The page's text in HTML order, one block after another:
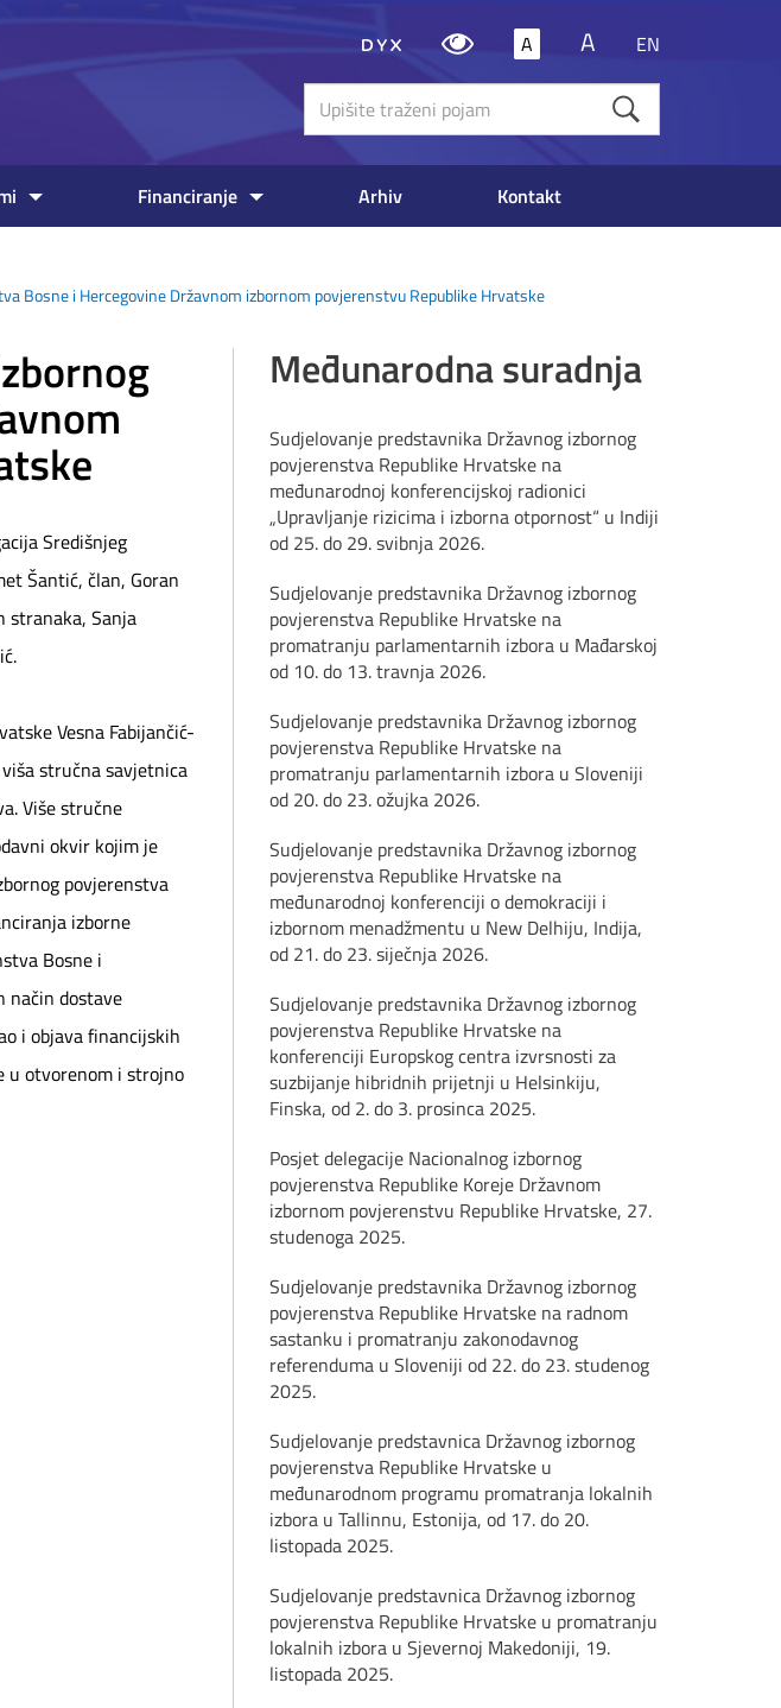
A A
EN
Upišite
traženi
Financiranje Arhiv Kontakt
Bosne i Hercegovine Državnom izbornom povjerenstvu Republike Hrvatske
Središnjeg
Šantić, član, Goran
stranaka, Sanja
Vesna Fabijančić-
stručna savjetnica
Više stručne
okvir kojim je
povjerenstva
izborne
Bosne i
način dostave
i objava financijskih
u otvorenom i strojno
Međunarodna suradnja
Sudjelovanje predstavnika Državnog izbornog
povjerenstva Republike Hrvatske na
međunarodnoj konferencijskoj radionici
„Upravljanje rizicima i izborna otpornost“ u Indiji
od 25. do 29. svibnja 2026.
Sudjelovanje predstavnika Državnog izbornog
povjerenstva Republike Hrvatske na
promatranju parlamentarnih izbora u Mađarskoj
od 10. do 13. travnja 2026.
Sudjelovanje predstavnika Državnog izbornog
povjerenstva Republike Hrvatske na
promatranju parlamentarnih izbora u Sloveniji
od 20. do 23. ožujka 2026.
Sudjelovanje predstavnika Državnog izbornog
povjerenstva Republike Hrvatske na
međunarodnoj konferenciji o demokraciji i
izbornom menadžmentu u New Delhiju, Indija,
od 21. do 23. siječnja 2026.
Sudjelovanje predstavnika Državnog izbornog
povjerenstva Republike Hrvatske na
konferenciji Europskog centra izvrsnosti za
suzbijanje hibridnih prijetnji u Helsinkiju,
Finska, od 2. do 3. prosinca 2025.
Posjet delegacije Nacionalnog izbornog
povjerenstva Republike Koreje Državnom
izbornom povjerenstvu Republike Hrvatske, 27.
studenoga 2025.
Sudjelovanje predstavnika Državnog izbornog
povjerenstva Republike Hrvatske na radnom
sastanku i promatranju zakonodavnog
referenduma u Sloveniji od 22. do 23. studenog
2025.
Sudjelovanje predstavnica Državnog izbornog
povjerenstva Republike Hrvatske u
međunarodnom programu promatranja lokalnih
izbora u Tallinnu, Estonija, od 17. do 20.
listopada 2025.
Sudjelovanje predstavnica Državnog izbornog
povjerenstva Republike Hrvatske u promatranju
lokalnih izbora u Sjevernoj Makedoniji, 19.
listopada 2025.